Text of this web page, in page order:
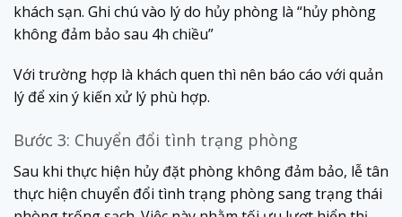
khách sạn. Ghi chú vào lý do hủy phòng là “hủy phòng
không đảm bảo sau 4h chiều”
Với trường hợp là khách quen thì nên báo cáo với quản
lý để xin ý kiến xử lý phù hợp.
Bước 3: Chuyển đổi tình trạng phòng
Sau khi thực hiện hủy đặt phòng không đảm bảo, lễ tân
thực hiện chuyển đổi tình trạng phòng sang trạng thái